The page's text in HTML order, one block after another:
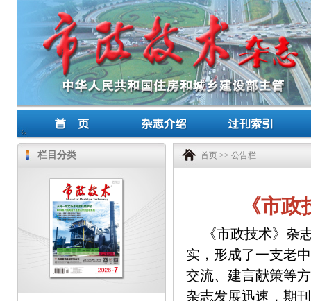
栏目分类 首页 >> 公告栏
《市
《市政技术》杂
实，形成了一支老
交流、建言献策等
杂志发展迅速，期